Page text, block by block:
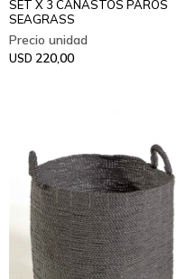
SET X 3 CANASTOS PAROS
SEAGRASS
USD 220,00